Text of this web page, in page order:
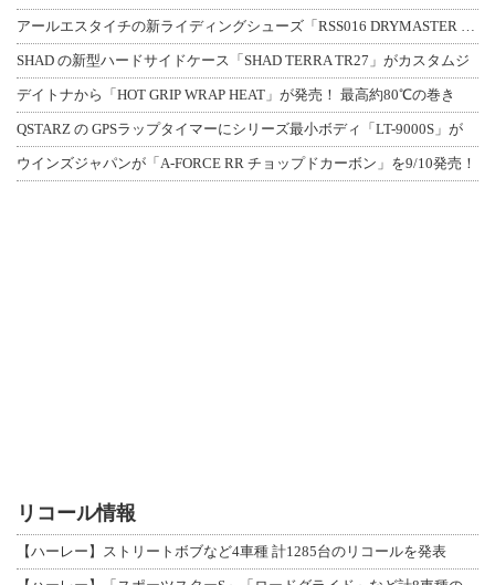
SHAD の新型ハードサイドケース「SHAD TERRA TR27」がカスタムジ
デイトナから「HOT GRIP WRAP HEAT」が発売！ 最高約80℃の巻き
QSTARZ の GPSラップタイマーにシリーズ最小ボディ「LT-9000S」が
ウインズジャパンが「A-FORCE RR チョップドカーボン」を9/10発売！
リコール情報
【ハーレー】ストリートボブなど4車種 計1285台のリコールを発表